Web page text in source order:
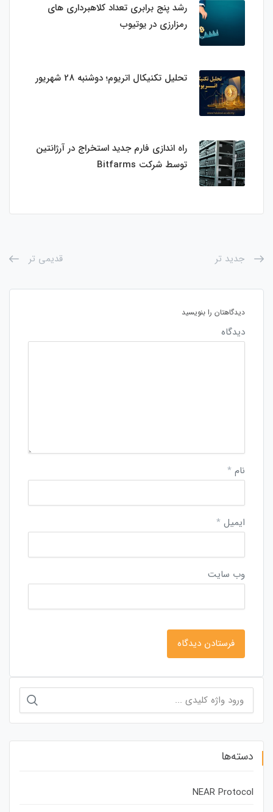
رشد پنج برابری تعداد کلاهبرداری های
رمزارزی در یوتیوب
تحلیل تکنیکال اتریوم؛ دوشنبه 28 شهریور
راه اندازی فارم جدید استخراج در آرژانتین
توسط شرکت Bitfarms
جدید تر قدیمی تر
دیدگاهتان را بنویسید
دیدگاه
نام *
ایمیل *
وب‌ سایت
برای:
دسته‌ها
NEAR Protocol